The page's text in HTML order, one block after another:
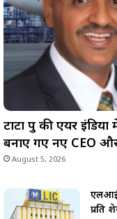
टाटा ग्रुप की एयर
बनाए गए नए CEO
August 5, 2026
प्रति